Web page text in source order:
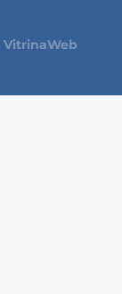
VitrinaWeb